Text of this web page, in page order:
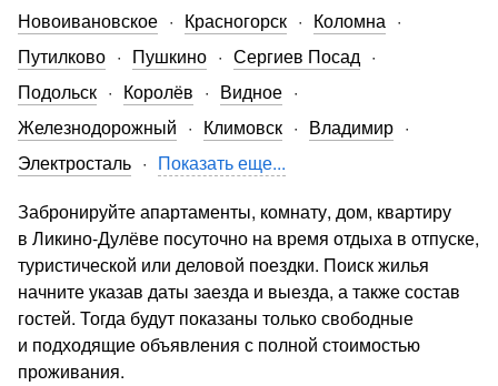
Новоивановское
Красногорск
Коломна
Путилково
Пушкино
Сергиев Посад
Подольск
Королёв
Видное
Железнодорожный
Климовск
Владимир
Электросталь
Показать еще...
Забронируйте апартаменты, комнату, дом, квартиру
в Ликино-Дулёве посуточно на время отдыха в отпуске,
туристической или деловой поездки. Поиск жилья
начните указав даты заезда и выезда, а также состав
гостей. Тогда будут показаны только свободные
и подходящие объявления с полной стоимостью
проживания.